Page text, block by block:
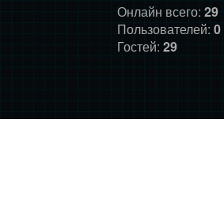
Онлайн всего: 29
Пользователей: 0
Гостей: 29